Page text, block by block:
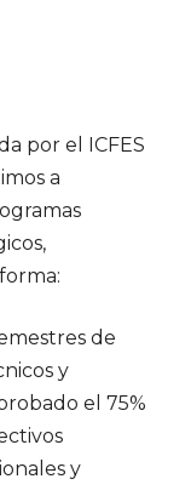
por el ICFES
a
de
y
el 75%
y